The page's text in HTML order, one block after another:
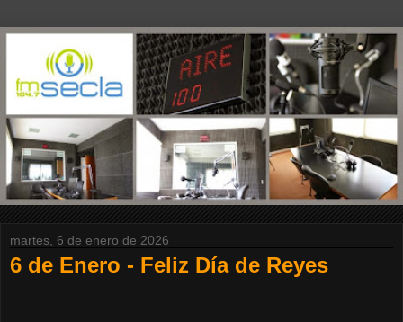
martes, 6 de enero de 2026
6 de Enero - Feliz Día de Reyes